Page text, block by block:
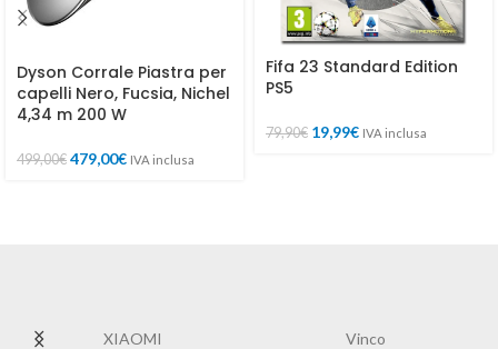
Dyson Corrale Piastra per
capelli Nero, Fucsia, Nichel
4,34 m 200 W
499,00€ 479,00€ IVA inclusa
Fifa 23 Standard Edition
PS5
79,90€ 19,99€ IVA inclusa
XIAOMI Vinco